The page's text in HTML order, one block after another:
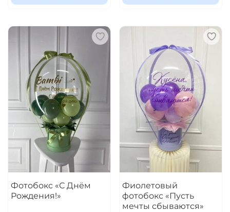
Фотобокс «С Днём
Рождения!»
Фиолетовый
фотобокс «Пусть
мечты сбываются»